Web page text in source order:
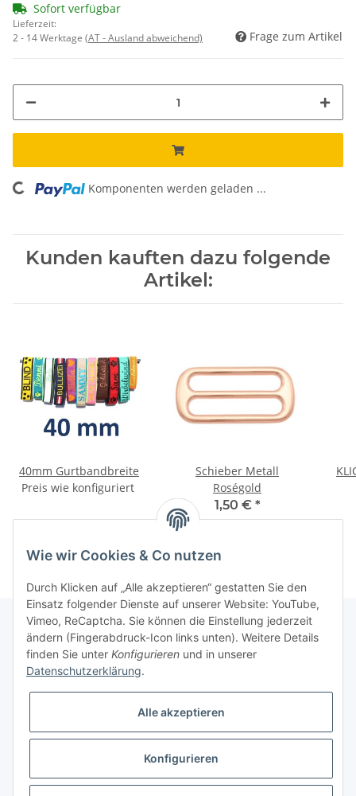
Sofort verfügbar
Lieferzeit:
2 - 14 Werktage (AT - Ausland abweichend) Frage zum Artikel
Loading... Komponenten werden geladen ...
Kunden kauften dazu folgende
Artikel:
40mm Gurtbandbreite
Preis wie konfiguriert
Schieber Metall
Roségold
1,50 € *
Informationen
Galerie
* Keine Ausweisung der Mehrwertsteuer gemäß Klein-Unternehmer-Regelung.,
Wie wir Cookies & Co nutzen
Durch Klicken auf „Alle akzeptieren“ gestatten Sie den
Einsatz folgender Dienste auf unserer Website: YouTube,
Vimeo, ReCaptcha. Sie können die Einstellung jederzeit
ändern (Fingerabdruck-Icon links unten). Weitere Details
finden Sie unter Konfigurieren und in unserer
Datenschutzerklärung.
Alle akzeptieren
Konfigurieren